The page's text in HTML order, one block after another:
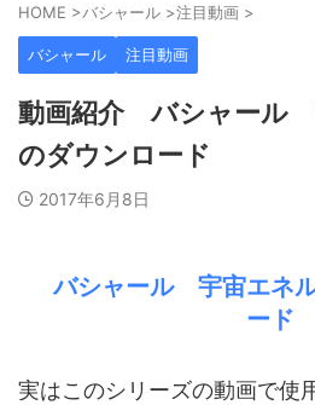
HOME >バシャール >注目動画 >
バシャール 注目動画
動画紹介 バシャール
のダウンロード
2017年6月8日
バシャール 宇宙エネ
ード
実はこのシリーズの動画で使